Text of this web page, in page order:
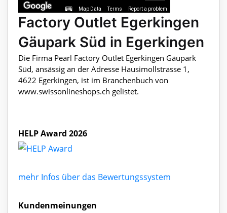
Map Data Terms Report a problem
Factory Outlet Egerkingen
Gäupark Süd in Egerkingen
Die Firma Pearl Factory Outlet Egerkingen Gäupark
Süd, ansässig an der Adresse Hausimollstrasse 1,
4622 Egerkingen, ist im Branchenbuch von
www.swissonlineshops.ch gelistet.
HELP Award 2026
mehr Infos über das Bewertungssystem
Kundenmeinungen